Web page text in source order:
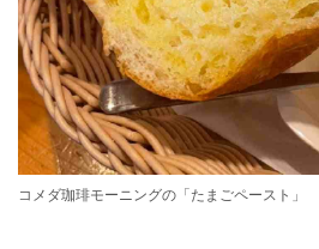
コメダ珈琲モーニングの「たまごペースト」